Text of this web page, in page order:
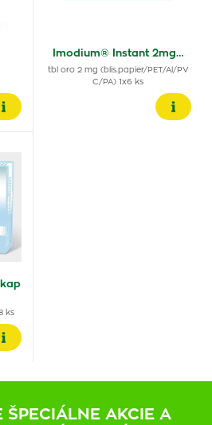
Imodium® Instant 2mg…
tbl oro 2 mg (blis.papier/PET/Al/PV
C/PA) 1x6 ks
ks
ŠPECIÁLNE AKCIE A